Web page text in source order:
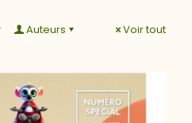
Auteurs Voir tout